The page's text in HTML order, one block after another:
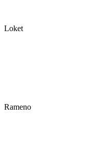
Loket
Rameno